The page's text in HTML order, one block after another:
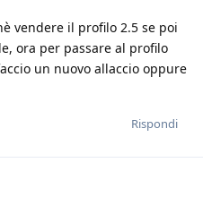
vendere il profilo 2.5 se poi
ora per passare al profilo
un nuovo allaccio oppure
Rispondi